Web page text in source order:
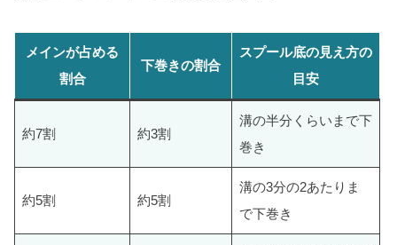
メインが占める
割合
下巻きの割合
スプール底の見え方の
目安
約7割 約3割
溝の半分くらいまで下
巻き
約5割 約5割
溝の3分の2あたりま
で下巻き